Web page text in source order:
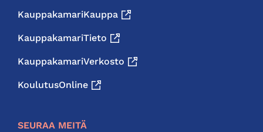
KauppakamariKauppa
KauppakamariTieto
KauppakamariVerkosto
KoulutusOnline
SEURAA MEITÄ